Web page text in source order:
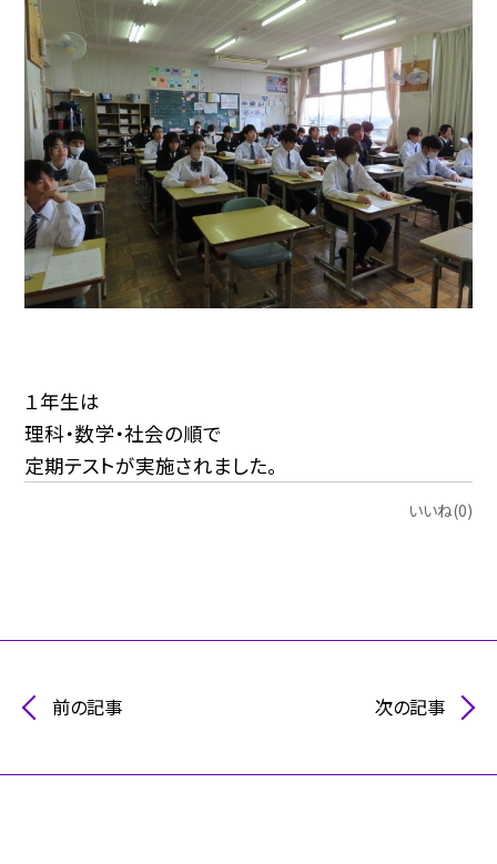
１年生は
理科・数学・社会の順で
定期テストが実施されました。
いいね(0)
前の記事 次の記事